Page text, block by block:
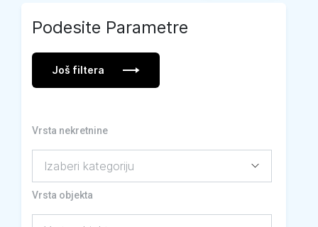
Podesite Parametre
Još filtera
Vrsta nekretnine
Vrsta objekta